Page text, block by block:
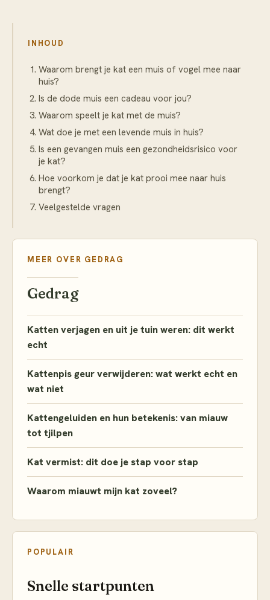
INHOUD
Waarom brengt je kat een muis of vogel mee naar
huis?
Is de dode muis een cadeau voor jou?
Waarom speelt je kat met de muis?
Wat doe je met een levende muis in huis?
Is een gevangen muis een gezondheidsrisico voor
je kat?
Hoe voorkom je dat je kat prooi mee naar huis
brengt?
Veelgestelde vragen
MEER OVER GEDRAG
Gedrag
Katten verjagen en uit je tuin weren: dit werkt
echt
Kattenpis geur verwijderen: wat werkt echt en
wat niet
Kattengeluiden en hun betekenis: van miauw
tot tjilpen
Kat vermist: dit doe je stap voor stap
Waarom miauwt mijn kat zoveel?
POPULAIR
Snelle startpunten